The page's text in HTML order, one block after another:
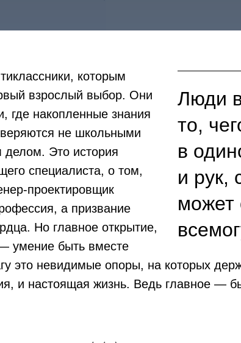
Люди
то,
в
и рук,
может
которым
взрослый выбор. Они
где накопленные знания
не школьными
Это история
специалиста, о том,
проектировщик
а призвание
Но главное открытие,
умение быть вместе
это невидимые опоры, на которых
и настоящая жизнь. Ведь главное —